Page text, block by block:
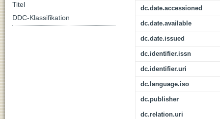
dc.date.accessioned
dc.date.available
dc.date.issued
dc.identifier.issn
dc.identifier.uri
dc.language.iso
dc.publisher
dc.relation.uri
Titel
DDC-Klassifikation